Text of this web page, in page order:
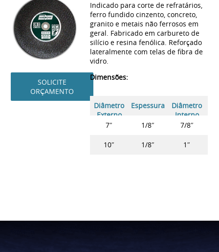
SOLICITE
ORÇAMENTO
Indicado para corte de refratários,
ferro fundido cinzento, concreto,
granito e metais não ferrosos em
geral. Fabricado em carbureto de
silício e resina fenólica. Reforçado
lateralmente com telas de fibra de
vidro.
Dimensões:
Diâmetro
Externo
Espessura
Diâmetro
Interno
7″
1/8″ 7/8″
10″ 1/8″ 1″